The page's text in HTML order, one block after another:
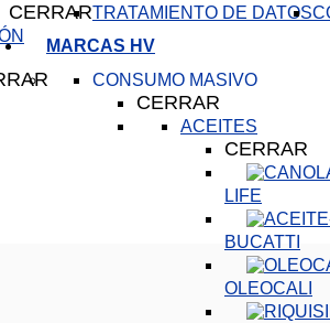
CERRARTRATAMIENTO DE DATOS
MARCAS HV
CONSUMO MASIVO
CERRAR
ACEITES
CERRAR
LIFE
BUCATTI
OLEOCALI